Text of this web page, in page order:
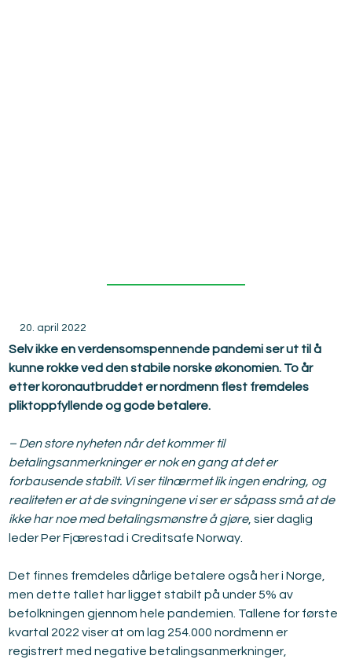
20. april 2022
Selv ikke en verdensomspennende pandemi ser ut til å
kunne rokke ved den stabile norske økonomien. To år
etter koronautbruddet er nordmenn flest fremdeles
pliktoppfyllende og gode betalere.
– Den store nyheten når det kommer til
betalingsanmerkninger er nok en gang at det er
forbausende stabilt. Vi ser tilnærmet lik ingen endring, og
realiteten er at de svingningene vi ser er såpass små at de
ikke har noe med betalingsmønstre å gjøre, sier daglig
leder Per Fjærestad i Creditsafe Norway.
Det finnes fremdeles dårlige betalere også her i Norge,
men dette tallet har ligget stabilt på under 5% av
befolkningen gjennom hele pandemien. Tallene for første
kvartal 2022 viser at om lag 254.000 nordmenn er
registrert med negative betalingsanmerkninger,